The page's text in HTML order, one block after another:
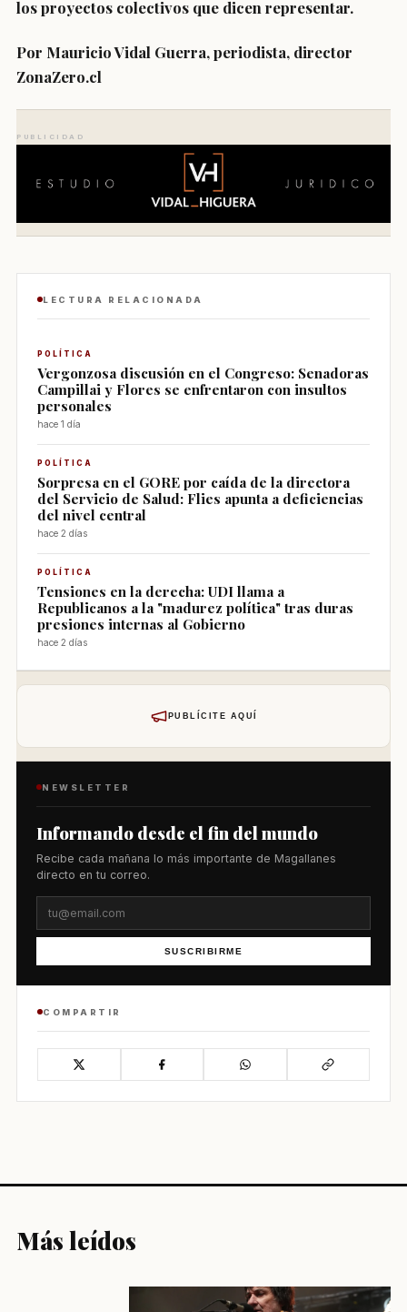
los proyectos colectivos que dicen representar.
Por Mauricio Vidal Guerra, periodista, director
ZonaZero.cl
PUBLICIDAD
LECTURA RELACIONADA
POLÍTICA
Vergonzosa discusión en el Congreso: Senadoras
Campillai y Flores se enfrentaron con insultos
personales
hace 1 día
POLÍTICA
Sorpresa en el GORE por caída de la directora
del Servicio de Salud: Flies apunta a deficiencias
del nivel central
hace 2 días
POLÍTICA
Tensiones en la derecha: UDI llama a
Republicanos a la "madurez política" tras duras
presiones internas al Gobierno
hace 2 días
PUBLÍCITE AQUÍ
NEWSLETTER
Informando desde el fin del mundo
Recibe cada mañana lo más importante de Magallanes
directo en tu correo.
SUSCRIBIRME
COMPARTIR
Más leídos